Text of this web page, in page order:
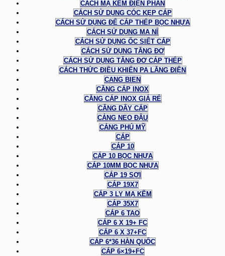
CÁCH MẠ KẼM ĐIỆN PHÂN
CÁCH SỬ DỤNG CÓC KẸP CÁP
CÁCH SỬ DỤNG ĐỂ CÁP THÉP BỌC NHỰA
CÁCH SỬ DỤNG MA NÍ
CÁCH SỬ DỤNG ỐC SIẾT CÁP
CÁCH SỬ DỤNG TĂNG ĐƠ
CÁCH SỬ DỤNG TĂNG ĐƠ CÁP THÉP
CÁCH THỨC ĐIỀU KHIỂN PA LĂNG ĐIỆN
CANG BIEN
CĂNG CÁP INOX
CĂNG CÁP INOX GIÁ RẺ
CĂNG DÂY CÁP
CẢNG NEO ĐẬU
CẢNG PHÚ MỸ
CÁP
CÁP 10
CÁP 10 BỌC NHỰA
CÁP 10MM BỌC NHỰA
CÁP 19 SỢI
CÁP 19X7
CÁP 3 LY MẠ KẼM
CÁP 35X7
CÁP 6 TAO
CÁP 6 X 19+ FC
CÁP 6 X 37+FC
CÁP 6*36 HÀN QUỐC
CÁP 6×19+FC